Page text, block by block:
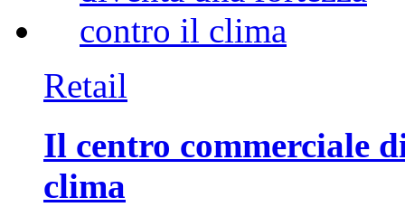
Retail
Il centro commerciale
clima